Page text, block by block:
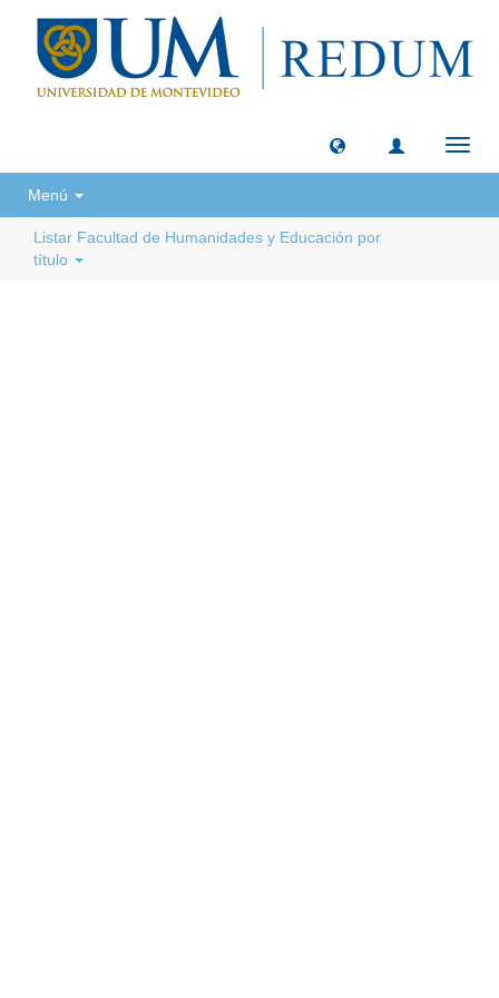
Menú
Listar Facultad de Humanidades y Educación por
título